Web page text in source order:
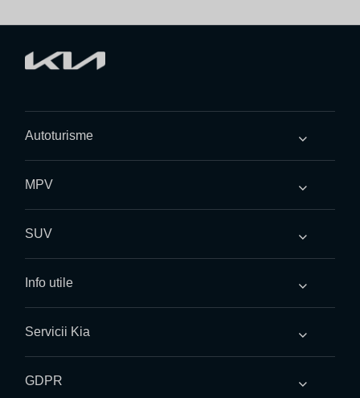
Autoturisme
MPV
SUV
Info utile
Servicii Kia
GDPR